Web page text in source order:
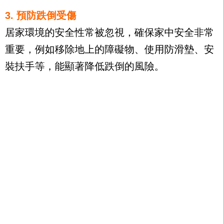
3. 預防跌倒受傷
居家環境的安全性常被忽視，確保家中安全非常
重要，例如移除地上的障礙物、使用防滑墊、安
裝扶手等，能顯著降低跌倒的風險。